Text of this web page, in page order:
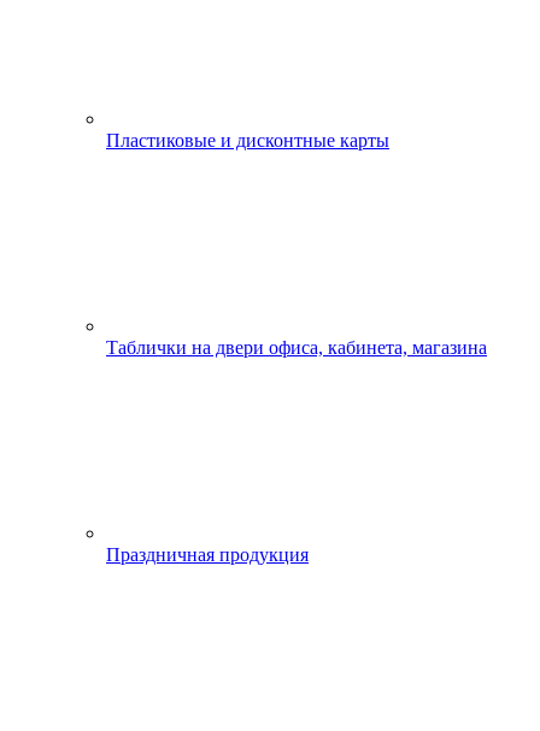
Пластиковые и дисконтные карты
Таблички на двери офиса, кабинета, магазина
Праздничная продукция